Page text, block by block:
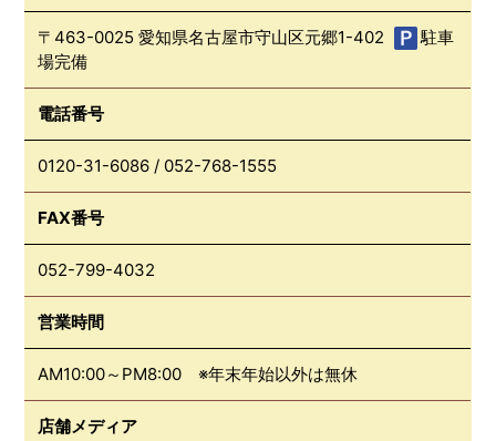
〒463-0025 愛知県名古屋市守山区元郷1-402
駐車
場完備
電話番号
0120-31-6086 / 052-768-1555
FAX番号
052-799-4032
営業時間
AM10:00～PM8:00 ※年末年始以外は無休
店舗メディア